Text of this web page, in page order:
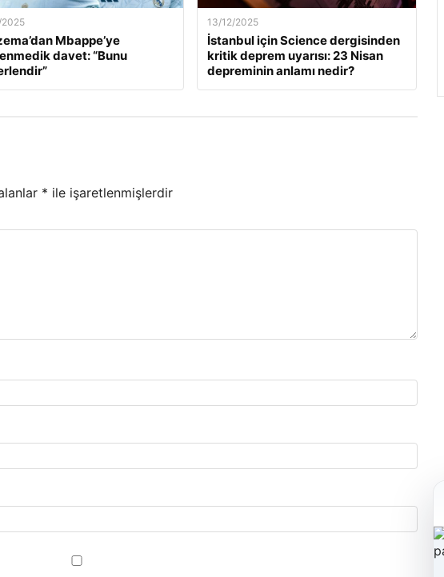
2025
Mbappe’ye
davet: “Bunu
13/12/2025
İstanbul için Science dergisinden
kritik deprem uyarısı: 23 Nisan
depreminin anlamı nedir?
* ile işaretlenmişlerdir